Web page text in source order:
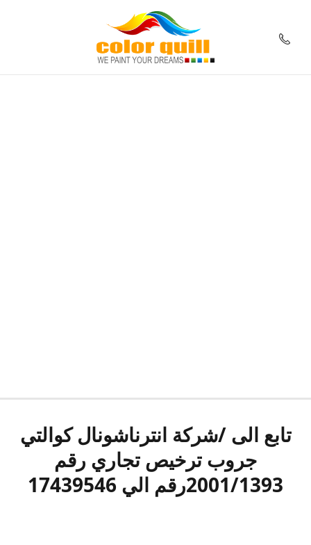
تابع الى /شركة انترناشونال كوالتي
جروب ترخيص تجاري رقم
2001/1393رقم الي 17439546